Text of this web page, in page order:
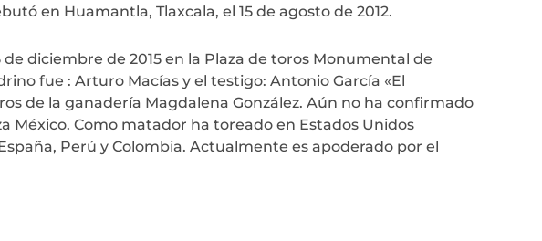
en Huamantla, Tlaxcala, el 15 de agosto de 2012.
diciembre de 2015 en la Plaza de toros Monumental de
fue : Arturo Macías y el testigo: Antonio García «El
de la ganadería Magdalena González. Aún no ha confirmado
México. Como matador ha toreado en Estados Unidos
Perú y Colombia. Actualmente es apoderado por el